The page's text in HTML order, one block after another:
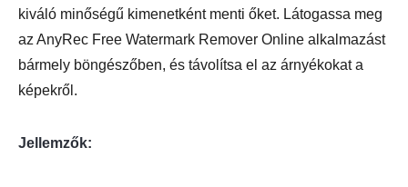
kiváló minőségű kimenetként menti őket. Látogassa meg
az AnyRec Free Watermark Remover Online alkalmazást
bármely böngészőben, és távolítsa el az árnyékokat a
képekről.
Jellemzők: